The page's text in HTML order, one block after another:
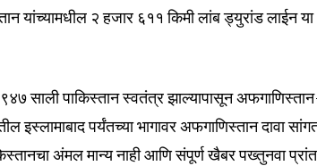
यांच्यामधील २ हजार ६११ किमी लांब ड्युरांड लाईन या
साली पाकिस्तान स्वतंत्र झाल्यापासून
इस्लामाबाद पर्यंतच्या भागावर अफगाणिस्तान दावा
अंमल मान्य नाही आणि संपूर्ण खैबर पख्तुनवा प्रांत